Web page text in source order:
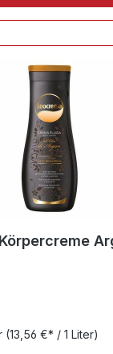
ist voll
Körpercreme
(13,56 €* / 1 Liter)